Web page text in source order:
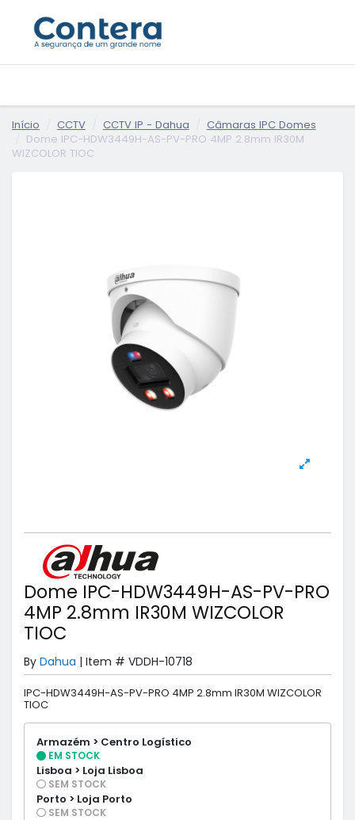
Início CCTV CCTV IP - Dahua
Câmaras IPC Domes
Dome IPC-HDW3449H-AS-PV-PRO 4MP 2.8mm IR30M
WIZCOLOR TIOC
Dome IPC-HDW3449H-AS-PV-PRO
4MP 2.8mm IR30M WIZCOLOR
TIOC
By Dahua | Item # VDDH-10718
IPC-HDW3449H-AS-PV-PRO 4MP 2.8mm IR30M WIZCOLOR
TIOC
Armazém > Centro Logístico
EM STOCK
Lisboa > Loja Lisboa
SEM STOCK
Porto > Loja Porto
SEM STOCK